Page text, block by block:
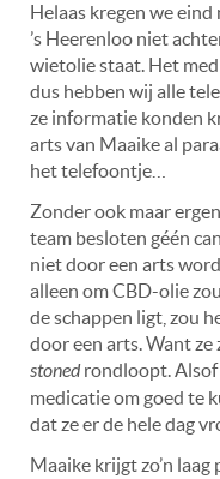
Helaas kregen we
’s Heerenloo niet
wietolie staat. Het
dus hebben wij alle
ze informatie konden
arts van Maaike al
het telefoontje…
Zonder ook maar
team besloten géén
niet door een arts
alleen om CBD-olie
de schappen ligt, zou
door een arts. Want ze
stonedrondloopt. Alsof
medicatie om goed te
dat ze er de hele dag
Maaike krijgt zo’n